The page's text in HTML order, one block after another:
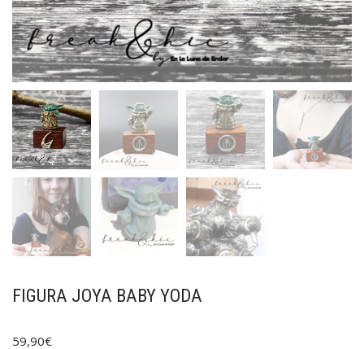
FIGURA JOYA BABY YODA
59,90€